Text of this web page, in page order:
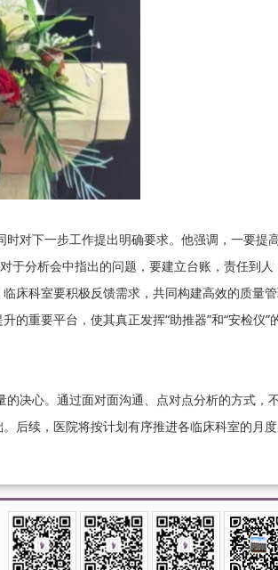
下一步工作提出明确要求。他强调，一要提
于分析会中指出的问题，要建立台账，责任到
床科室要积极反馈需求，共同构建高效的质量
重要平台，使其真正发挥“助推器”和“安检仪”
心。通过面对面沟通、点对点分析的方式，
后续，医院将按计划有序推进各临床科室的月